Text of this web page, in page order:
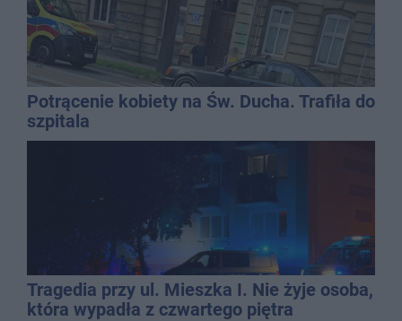
Potrącenie kobiety na Św. Ducha. Trafiła do
szpitala
Tragedia przy ul. Mieszka I. Nie żyje osoba,
która wypadła z czwartego piętra